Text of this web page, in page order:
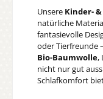
Unsere Kinder-
natürliche
fantasievolle
oder Tierfreunde
Bio-Baumwolle,
nicht nur gut
Schlafkomfort